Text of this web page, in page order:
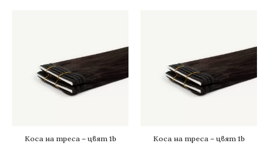
Коса на треса – цвят 1b
Коса на треса – цвят 1b